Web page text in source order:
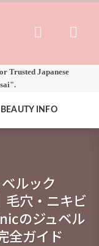
Trusted Japanese
BEAUTY INFO
ルック
毛穴・ニキビ
のジュベル
全ガイド